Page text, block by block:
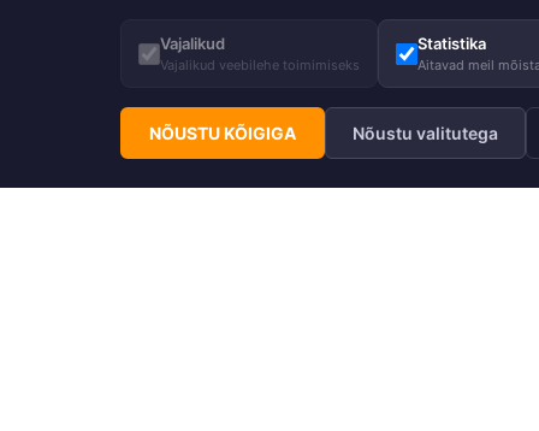
Vajalikud
Vajalikud veebilehe toimimiseks
Statistika
Aitavad meil
NÕUSTU KÕIGIGA Nõustu valitutega